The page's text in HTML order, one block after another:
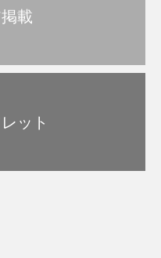
載
ット